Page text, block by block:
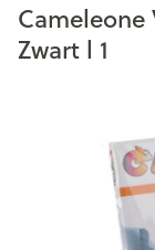
Zwart l 1